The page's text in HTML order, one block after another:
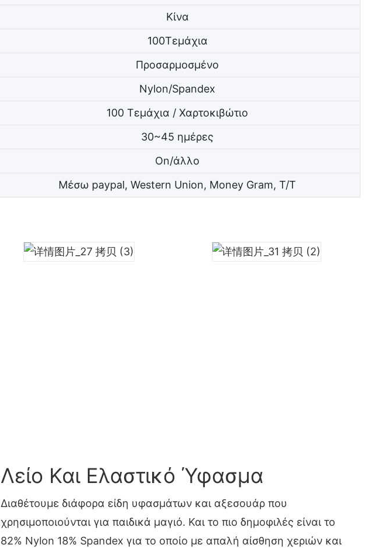
Κίνα
100Τεμάχια
Προσαρμοσμένο
Nylon/Spandex
100 Τεμάχια / Χαρτοκιβώτιο
30~45 ημέρες
On/άλλο
Μέσω paypal, Western Union, Money Gram, T/T
Λείο Και Ελαστικό Ύφασμα
Διαθέτουμε διάφορα είδη υφασμάτων και αξεσουάρ που
χρησιμοποιούνται για παιδικά μαγιό. Και το πιο δημοφιλές είναι το
82% Nylon 18% Spandex για το οποίο με απαλή αίσθηση χεριών και